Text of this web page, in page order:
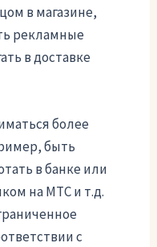
в магазине,
рекламные
в доставке
более
быть
в банке или
на МТС и т.д.
с